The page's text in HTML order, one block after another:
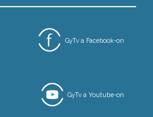
GyTv a Facebook-on
GyTv a Youtube-on